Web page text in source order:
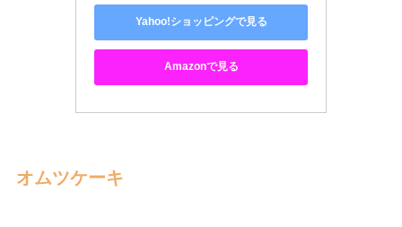
Yahoo!ショッピングで見る
Amazonで見る
オムツケーキ